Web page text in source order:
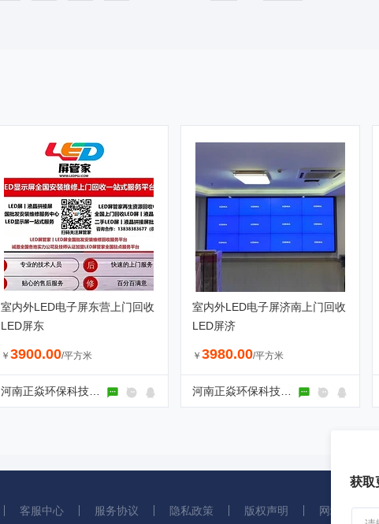
室内外LED电子屏东营上门回收
LED屏东
￥ 3900.00/平方米
室内外LED电子屏济南上门回收
LED屏济
￥ 3980.00/平方米
获取
客服中心 服务协议 隐私政策 版权声明 网站地图